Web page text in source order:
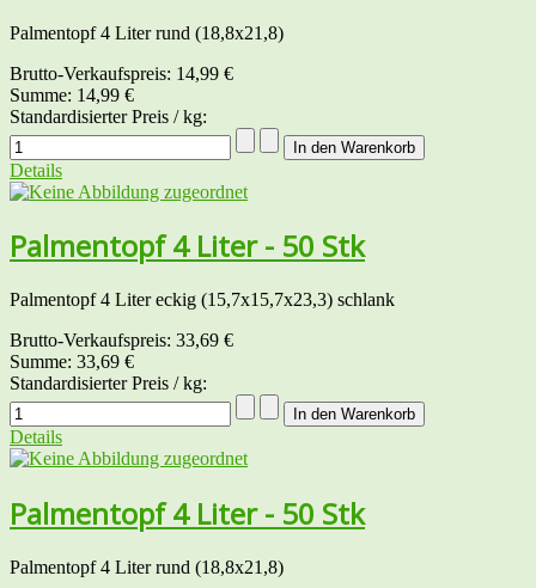
Palmentopf 4 Liter rund (18,8x21,8)
Brutto-Verkaufspreis: 14,99 €
Summe: 14,99 €
Standardisierter Preis / kg:
Details
Palmentopf 4 Liter - 50 Stk
Palmentopf 4 Liter eckig (15,7x15,7x23,3) schlank
Brutto-Verkaufspreis: 33,69 €
Summe: 33,69 €
Standardisierter Preis / kg:
Details
Palmentopf 4 Liter - 50 Stk
Palmentopf 4 Liter rund (18,8x21,8)